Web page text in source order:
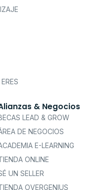
& Negocios
LEAD & GROW
DE NEGOCIOS
E-LEARNING
ONLINE
UN SELLER
OVERGENIUS